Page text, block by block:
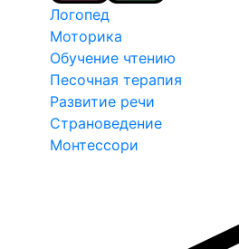
Логопед
Моторика
Обучение чтению
Песочная терапия
Развитие речи
Страноведение
Монтессори